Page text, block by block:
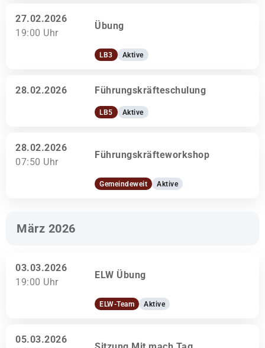
27.02.2026
19:00 Uhr
Übung
LB3 Aktive
28.02.2026 Führungskräfteschulung
LB5 Aktive
28.02.2026
07:50 Uhr
Führungskräfteworkshop
Gemeindeweit Aktive
März 2026
03.03.2026
19:00 Uhr
ELW Übung
ELW-Team Aktive
05.03.2026